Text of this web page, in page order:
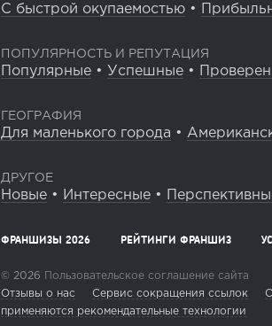
С быстрой окупаемостью •
ПОПУЛЯРНОСТЬ И РЕПУТАЦИЯ
Популярные • Успешные •
ГЕОГРАФИЯ
Для маленького города •
ДРУГОЕ
Новые • Интересные •
ФРАНШИЗЫ 2026 РЕЙТИНГИ ФРАНШИЗ
© 2026 Пользовательское соглашение сайта
Отзывы о нас
Сервис сокращения ссылок
применяются рекомендательные технологии